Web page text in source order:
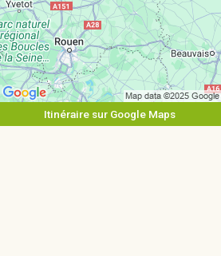
Itinéraire sur Google Maps